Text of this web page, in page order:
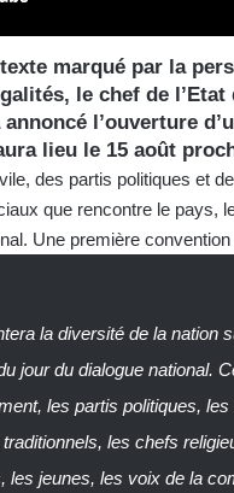
marqué par la
le chef de l’Etat
l’ouverture
lieu le 15 août
des partis politiques et
que rencontre le pays,
Une première
la diversité de la nation
jour du dialogue national.
les partis politiques,
les chefs
jeunes, les voix de la